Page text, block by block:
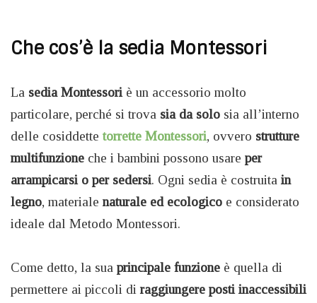
Che cos’è la sedia Montessori
La sedia Montessori è un accessorio molto
particolare, perché si trova sia da solo sia all’interno
delle cosiddette torrette Montessori, ovvero strutture
multifunzione che i bambini possono usare per
arrampicarsi o per sedersi. Ogni sedia è costruita in
legno, materiale naturale ed ecologico e considerato
ideale dal Metodo Montessori.
Come detto, la sua principale funzione è quella di
permettere ai piccoli di raggiungere posti inaccessibili